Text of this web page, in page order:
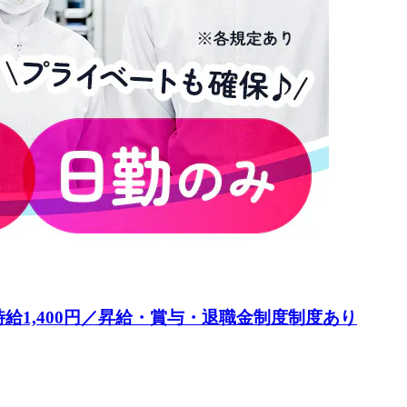
1,400円／昇給・賞与・退職金制度制度あり